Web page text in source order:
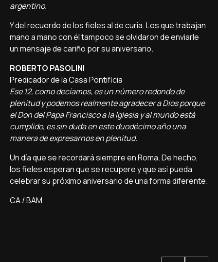
argentino.
Y del recuerdo de los fieles al de curia. Los que trabajan
mano a mano con él tampoco se olvidaron de enviarle
un mensaje de cariño por su aniversario.
ROBERTO PASOLINI
Predicador de la Casa Pontificia
Ese 12, como decíamos, es un número redondo de
plenitud y podemos realmente agradecer a Dios porque
el Don del Papa Francisco a la Iglesia y al mundo está
cumplido, es sin duda en este duodécimo año una
manera de expresarnos en plenitud.
Un día que se recordará siempre en Roma. De hecho,
los fieles esperan que se recupere y que así pueda
celebrar su próximo aniversario de una forma diferente.
CA / BAM